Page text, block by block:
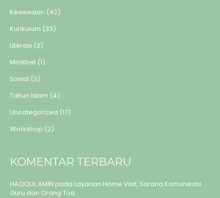
Kesiswaan (42)
Kurikulum (33)
Literasi (3)
Mostbet (1)
Sosial (3)
Tahun Islam (4)
Uncategorized (17)
Workshop (2)
KOMENTAR TERBARU
HAQQUL AMIN pada Layanan Home Visit, Sarana Komunikasi
Guru dan Orang Tua